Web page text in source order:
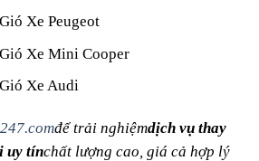
Xe Peugeot
Xe Mini Cooper
Xe Audi
để trải nghiệmdịch vụ thay
uy tínchất lượng cao, giá cả hợp lý